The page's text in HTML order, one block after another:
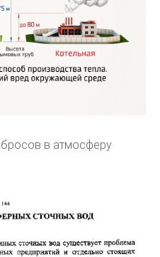
в атмосферу